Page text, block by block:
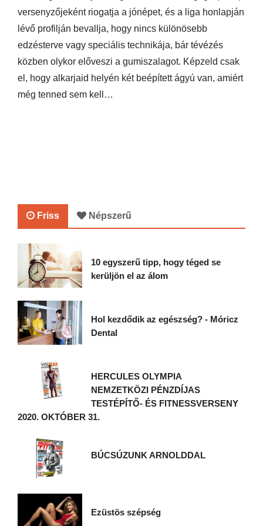
versenyzőjeként riogatja a jónépet, és a liga honlapján
lévő profilján bevallja, hogy nincs különösebb
edzésterve vagy speciális technikája, bár tévézés
közben olykor előveszi a gumiszalagot. Képzeld csak
el, hogy alkarjaid helyén két beépített ágyú van, amiért
még tenned sem kell…
Friss Népszerű
10 egyszerű tipp, hogy téged se
kerüljön el az álom
Hol kezdődik az egészség? - Móricz
Dental
HERCULES OLYMPIA
NEMZETKÖZI PÉNZDÍJAS
TESTÉPÍTŐ- ÉS FITNESSVERSENY
2020. OKTÓBER 31.
BÚCSÚZUNK ARNOLDDAL
Ezüstös szépség